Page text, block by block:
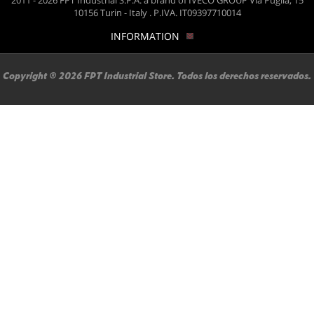
10156 Turin - Italy . P.IVA. IT09397710014
INFORMATION
Copyright ® 2026 FPT Industrial Store. Todos los derechos reservados.